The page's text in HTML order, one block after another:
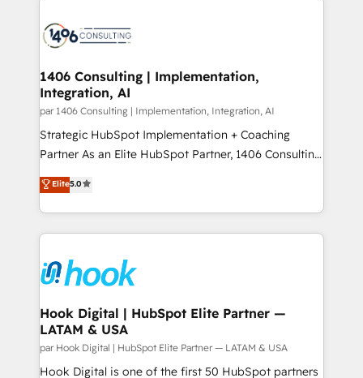
か？ ✓ HubSpot Eliteパートナー認定 ✓ HubSpotアワ
ード受賞・HUGリーダー ✓ ISO27001:2022 /
ISO9001:2015 取得 ✓ 400社以上の導入実績 ✓
状整理の壁打ちなど、構想段階からお気軽にお問い合わ
せください。
Onboarding - Data Migration & Integrations -
Technical Audit & Optimization Strategic Solutions: -
Revenue Operations - Inbound Marketing -
Outbound Marketing - HubSpot CMS Website
Design & Development We empower our clients to
reach their full potential by providing transparent,
relationship-driven support. With over 300 HubSpot
technical know-how and strategic guidance you
need to succeed.
1406 Consulting | Implementation,
Integration, AI
par 1406 Consulting | Implementation, Integration, AI
Strategic HubSpot Implementation + Coaching
Partner As an Elite HubSpot Partner, 1406 Consulting
helps mid-market revenue teams transform how
they sell, market, and serve. We don't just build your
HubSpot—we teach your team to own it, then stay
to help you keep winning. What We Do ⚙️ CRM
Data & Content 📈 Sales & Marketing Alignment +
Revenue Team Enablement 🤖 Breeze AI & Custom
Agent Creation 🔄 Custom Integrations & Data
Migration Why 1406 We become part of your team.
Your team learns while we build. We fix what others
broke. Built for mid-market reality—practical
Elite5.0
Hook Digital | HubSpot Elite Partner —
LATAM & USA
par Hook Digital | HubSpot Elite Partner — LATAM & USA
Hook Digital is one of the first 50 HubSpot partners